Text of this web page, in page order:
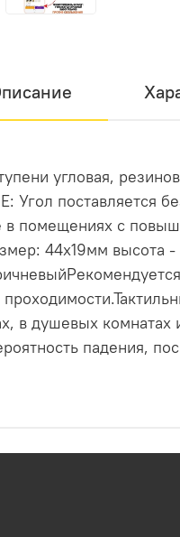
угловая,
поставляется
помещениях с
44х19мм
в душевых
падения,